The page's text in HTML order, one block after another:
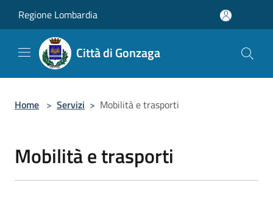
Regione Lombardia
Città di Gonzaga
Home > Servizi > Mobilità e trasporti
Mobilità e trasporti